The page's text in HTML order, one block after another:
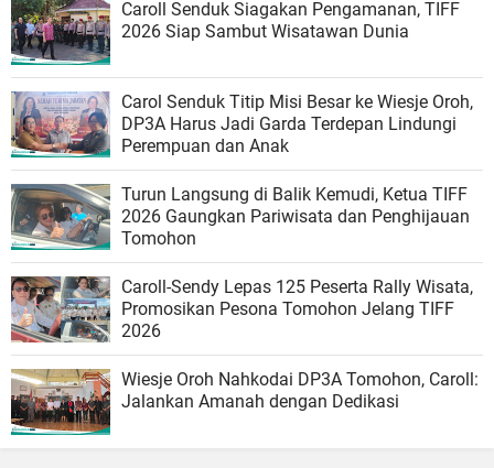
Caroll Senduk Siagakan Pengamanan, TIFF
2026 Siap Sambut Wisatawan Dunia
Carol Senduk Titip Misi Besar ke Wiesje Oroh,
DP3A Harus Jadi Garda Terdepan Lindungi
Perempuan dan Anak
Turun Langsung di Balik Kemudi, Ketua TIFF
2026 Gaungkan Pariwisata dan Penghijauan
Tomohon
Caroll-Sendy Lepas 125 Peserta Rally Wisata,
Promosikan Pesona Tomohon Jelang TIFF
2026
Wiesje Oroh Nahkodai DP3A Tomohon, Caroll:
Jalankan Amanah dengan Dedikasi